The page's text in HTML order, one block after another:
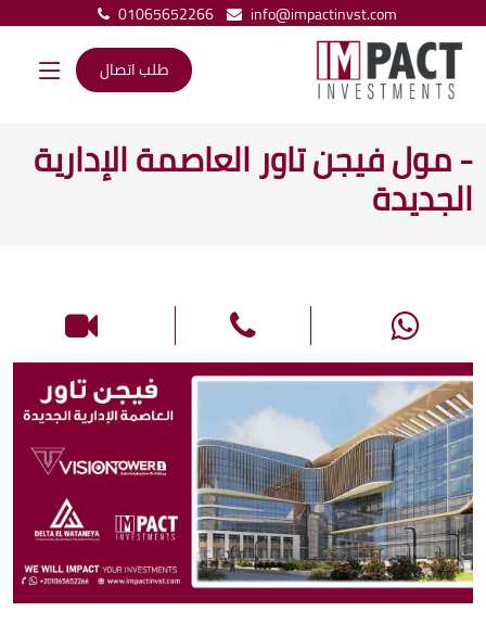
01065652266
info@impactinvst.com
طلب اتصال
- مول فيجن تاور العاصمة الإدارية
الجديدة